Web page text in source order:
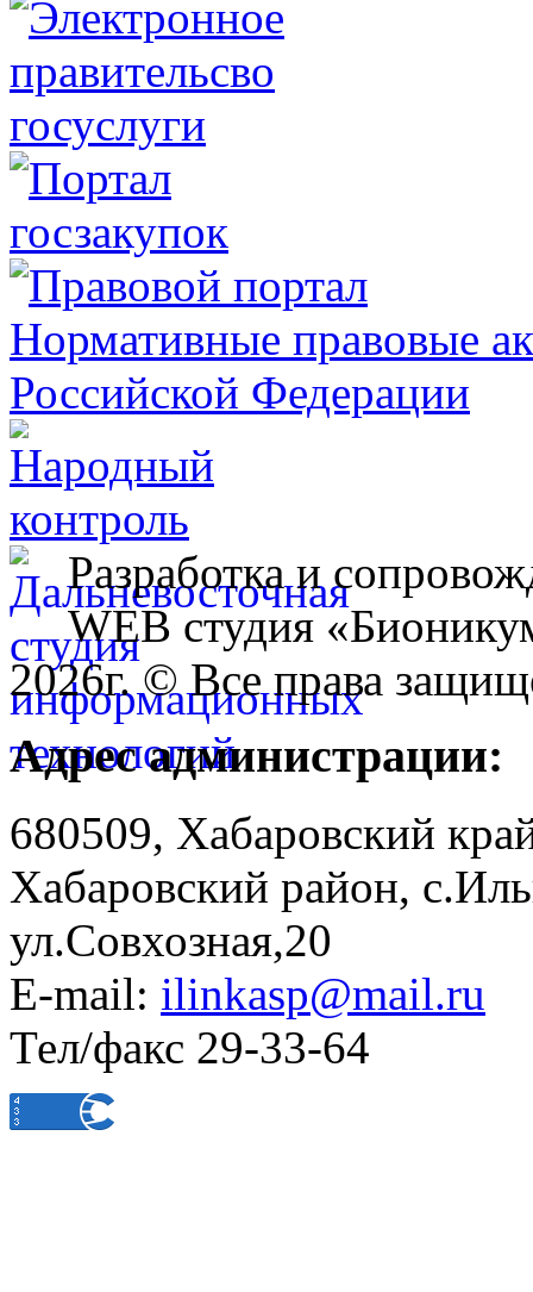
Разработка и
WEB студия
2026г. © Все права
Адрес администрации:
680509, Хабаровский
Хабаровский район,
ул.Совхозная,20
E-mail: ilinkasp@mail.ru
Тел/факс 29-33-64